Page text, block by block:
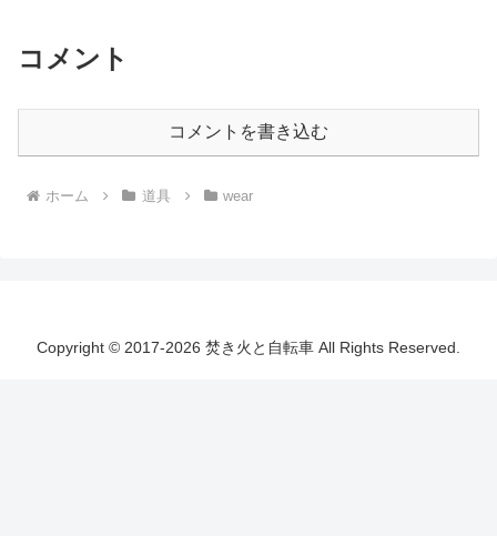
コメント
コメントを書き込む
ホーム 道具 wear
Copyright © 2017-2026 焚き火と自転車 All Rights Reserved.